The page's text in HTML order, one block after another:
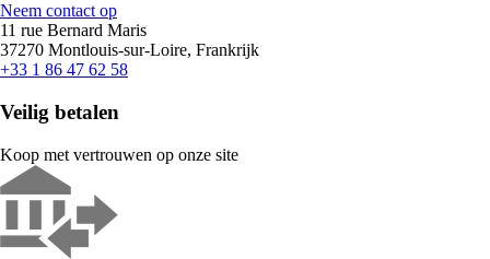
Neem contact op
11 rue Bernard Maris
37270 Montlouis-sur-Loire, Frankrijk
+33 1 86 47 62 58
Veilig betalen
Koop met vertrouwen op onze site